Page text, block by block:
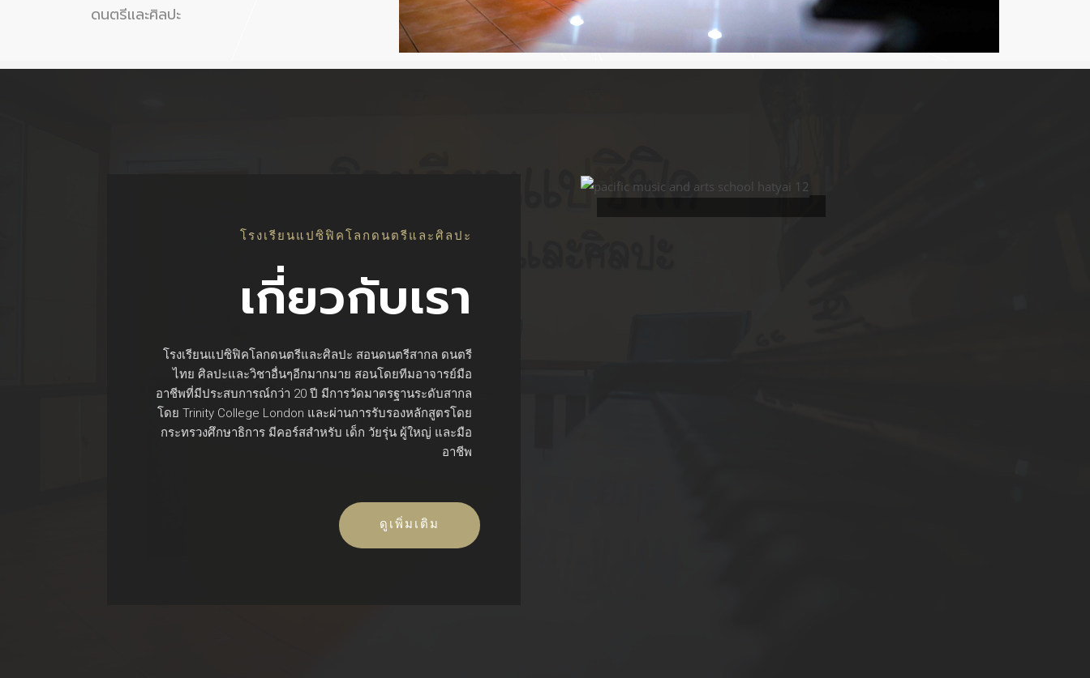
ดนตรีและศิลปะ
โรงเรียนแปซิฟิคโลกดนตรีและศิลปะ
เกี่ยวกับเรา
โรงเรียนแปซิฟิคโลกดนตรีและศิลปะ สอนดนตรีสากล ดนตรี
ไทย ศิลปะและวิชาอื่นๆอีกมากมาย สอนโดยทีมอาจารย์มือ
อาชีพที่มีประสบการณ์กว่า 20 ปี มีการวัดมาตรฐานระดับสากล
โดย Trinity College London และผ่านการรับรองหลักสูตรโดย
กระทรวงศึกษาธิการ มีคอร์สสำหรับ เด็ก วัยรุ่น ผู้ใหญ่ และมือ
อาชีพ
ดูเพิ่มเติม